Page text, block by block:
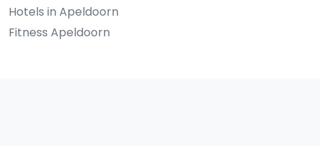
Hotels in Apeldoorn
Fitness Apeldoorn